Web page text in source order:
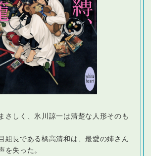
さしく、氷川諒一は清楚な人形そのも
組長である橘高清和は、最愛の姉さん
を失った。